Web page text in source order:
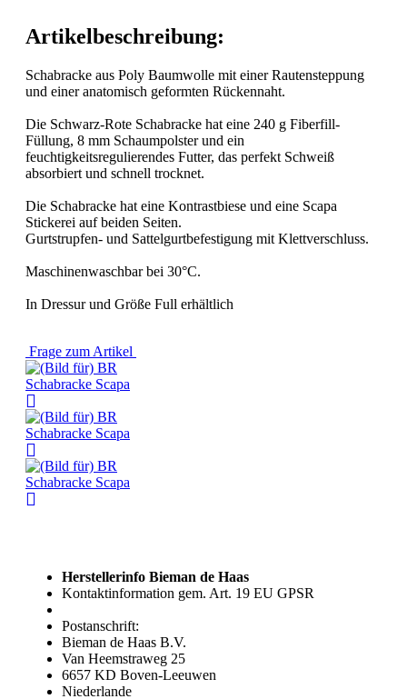
Artikelbeschreibung:
Schabracke aus Poly Baumwolle mit einer Rautensteppung
und einer anatomisch geformten Rückennaht.
Die Schwarz-Rote Schabracke hat eine 240 g Fiberfill-
Füllung, 8 mm Schaumpolster und ein
feuchtigkeitsregulierendes Futter, das perfekt Schweiß
absorbiert und schnell trocknet.
Die Schabracke hat eine Kontrastbiese und eine Scapa
Stickerei auf beiden Seiten.
Gurtstrupfen- und Sattelgurtbefestigung mit Klettverschluss.
Maschinenwaschbar bei 30°C.
In Dressur und Größe Full erhältlich
Frage zum Artikel
Herstellerinfo Bieman de Haas
Kontaktinformation gem. Art. 19 EU GPSR
Postanschrift:
Bieman de Haas B.V.
Van Heemstraweg 25
6657 KD Boven-Leeuwen
Niederlande